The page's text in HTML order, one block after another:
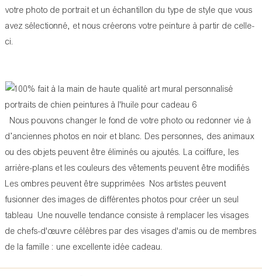
votre photo de portrait et un échantillon du type de style que vous
avez sélectionné, et nous créerons votre peinture à partir de celle-
ci.
Nous pouvons changer le fond de votre photo ou redonner vie à
d’anciennes photos en noir et blanc. Des personnes, des animaux
ou des objets peuvent être éliminés ou ajoutés. La coiffure, les
arrière-plans et les couleurs des vêtements peuvent être modifiés
Les ombres peuvent être supprimées Nos artistes peuvent
fusionner des images de différentes photos pour créer un seul
tableau Une nouvelle tendance consiste à remplacer les visages
de chefs-d'œuvre célèbres par des visages d'amis ou de membres
de la famille : une excellente idée cadeau.